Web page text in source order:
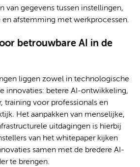
van gegevens tussen instellingen,
afstemming met werkprocessen.
betrouwbare AI in de
liggen zowel in technologische
innovaties: betere AI-ontwikkeling,
training voor professionals en
Het aanpakken van menselijke,
uitdagingen is hierbij
van het whitepaper kijken
samen met de bredere AI-
te brengen.